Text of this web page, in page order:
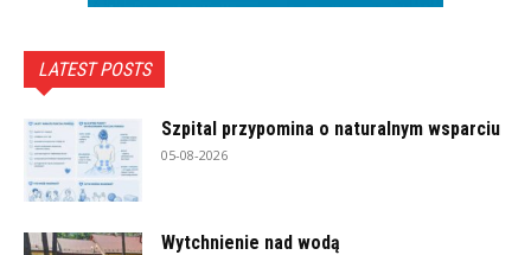
LATEST POSTS
Szpital przypomina o naturalnym wsparciu
05-08-2026
Wytchnienie nad wodą